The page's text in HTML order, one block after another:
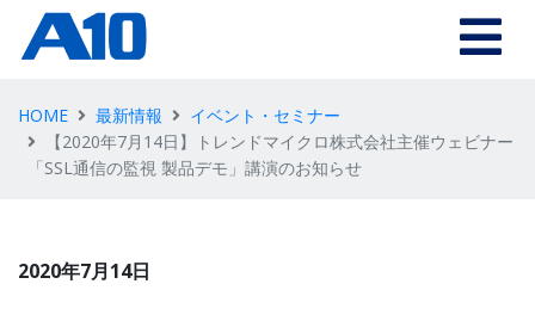
HOME 最新情報
イベント・セミナー
【2020年7月14日】トレンドマイクロ株式会社主催ウェビナー
「SSL通信の監視 製品デモ」講演のお知らせ
2020年7月14日